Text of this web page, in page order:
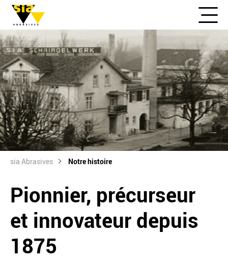
sia Abrasives Notre histoire
Pionnier, précurseur
et innovateur depuis
1875